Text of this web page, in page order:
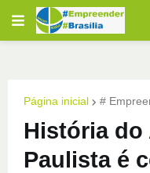
Página inicial #
História do
Paulista é